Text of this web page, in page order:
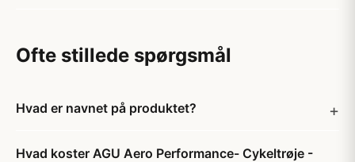
Ofte stillede spørgsmål
Hvad er navnet på produktet?
Hvad koster AGU Aero Performance- Cykeltrøje -